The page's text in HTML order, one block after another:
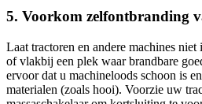
5. Voorkom zelfontbranding
Laat tractoren en andere machines niet
of vlakbij een plek waar brandbare
ervoor dat u machineloods schoon is
materialen (zoals hooi). Voorzie uw